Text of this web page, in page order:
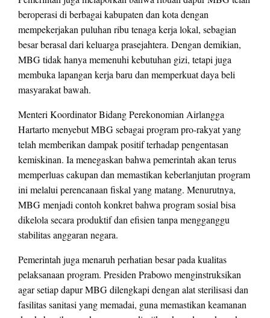
beroperasi di berbagai kabupaten dan kota dengan
mempekerjakan puluhan ribu tenaga kerja lokal, sebagian
besar berasal dari keluarga prasejahtera. Dengan demikian,
MBG tidak hanya memenuhi kebutuhan gizi, tetapi juga
membuka lapangan kerja baru dan memperkuat daya beli
masyarakat bawah.
Menteri Koordinator Bidang Perekonomian Airlangga
Hartarto menyebut MBG sebagai program pro-rakyat yang
telah memberikan dampak positif terhadap pengentasan
kemiskinan. Ia menegaskan bahwa pemerintah akan terus
memperluas cakupan dan memastikan keberlanjutan program
ini melalui perencanaan fiskal yang matang. Menurutnya,
MBG menjadi contoh konkret bahwa program sosial bisa
dikelola secara produktif dan efisien tanpa mengganggu
stabilitas anggaran negara.
Pemerintah juga menaruh perhatian besar pada kualitas
pelaksanaan program. Presiden Prabowo menginstruksikan
agar setiap dapur MBG dilengkapi dengan alat sterilisasi dan
fasilitas sanitasi yang memadai, guna memastikan keamanan